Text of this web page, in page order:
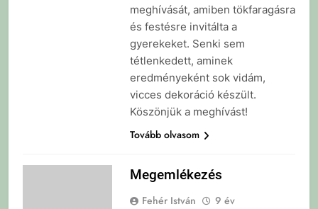
meghívását, amiben tökfaragásra
és festésre invitálta a
gyerekeket. Senki sem
tétlenkedett, aminek
eredményeként sok vidám,
vicces dekoráció készült.
Köszönjük a meghívást!
Tovább olvasom
Megemlékezés
Fehér István
9 év